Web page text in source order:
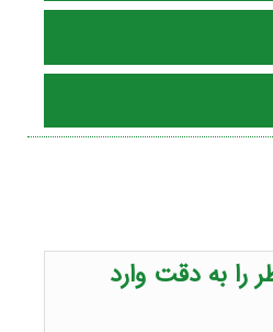
را به دقت وارد